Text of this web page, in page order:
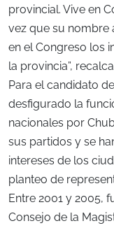
provincial. Vive en
vez que su nombre
en el Congreso los
la provincia”,
Para el candidato
desfigurado la
nacionales por
sus partidos y se
intereses de los
planteo de
Entre 2001 y 2005,
Consejo de la